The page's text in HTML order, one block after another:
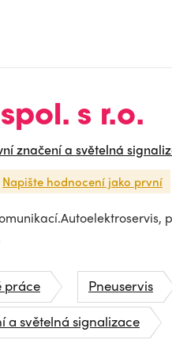
s r.o.
značení a světelná
Napište hodnocení jako první
práce
Pneuservis
a světelná signalizace